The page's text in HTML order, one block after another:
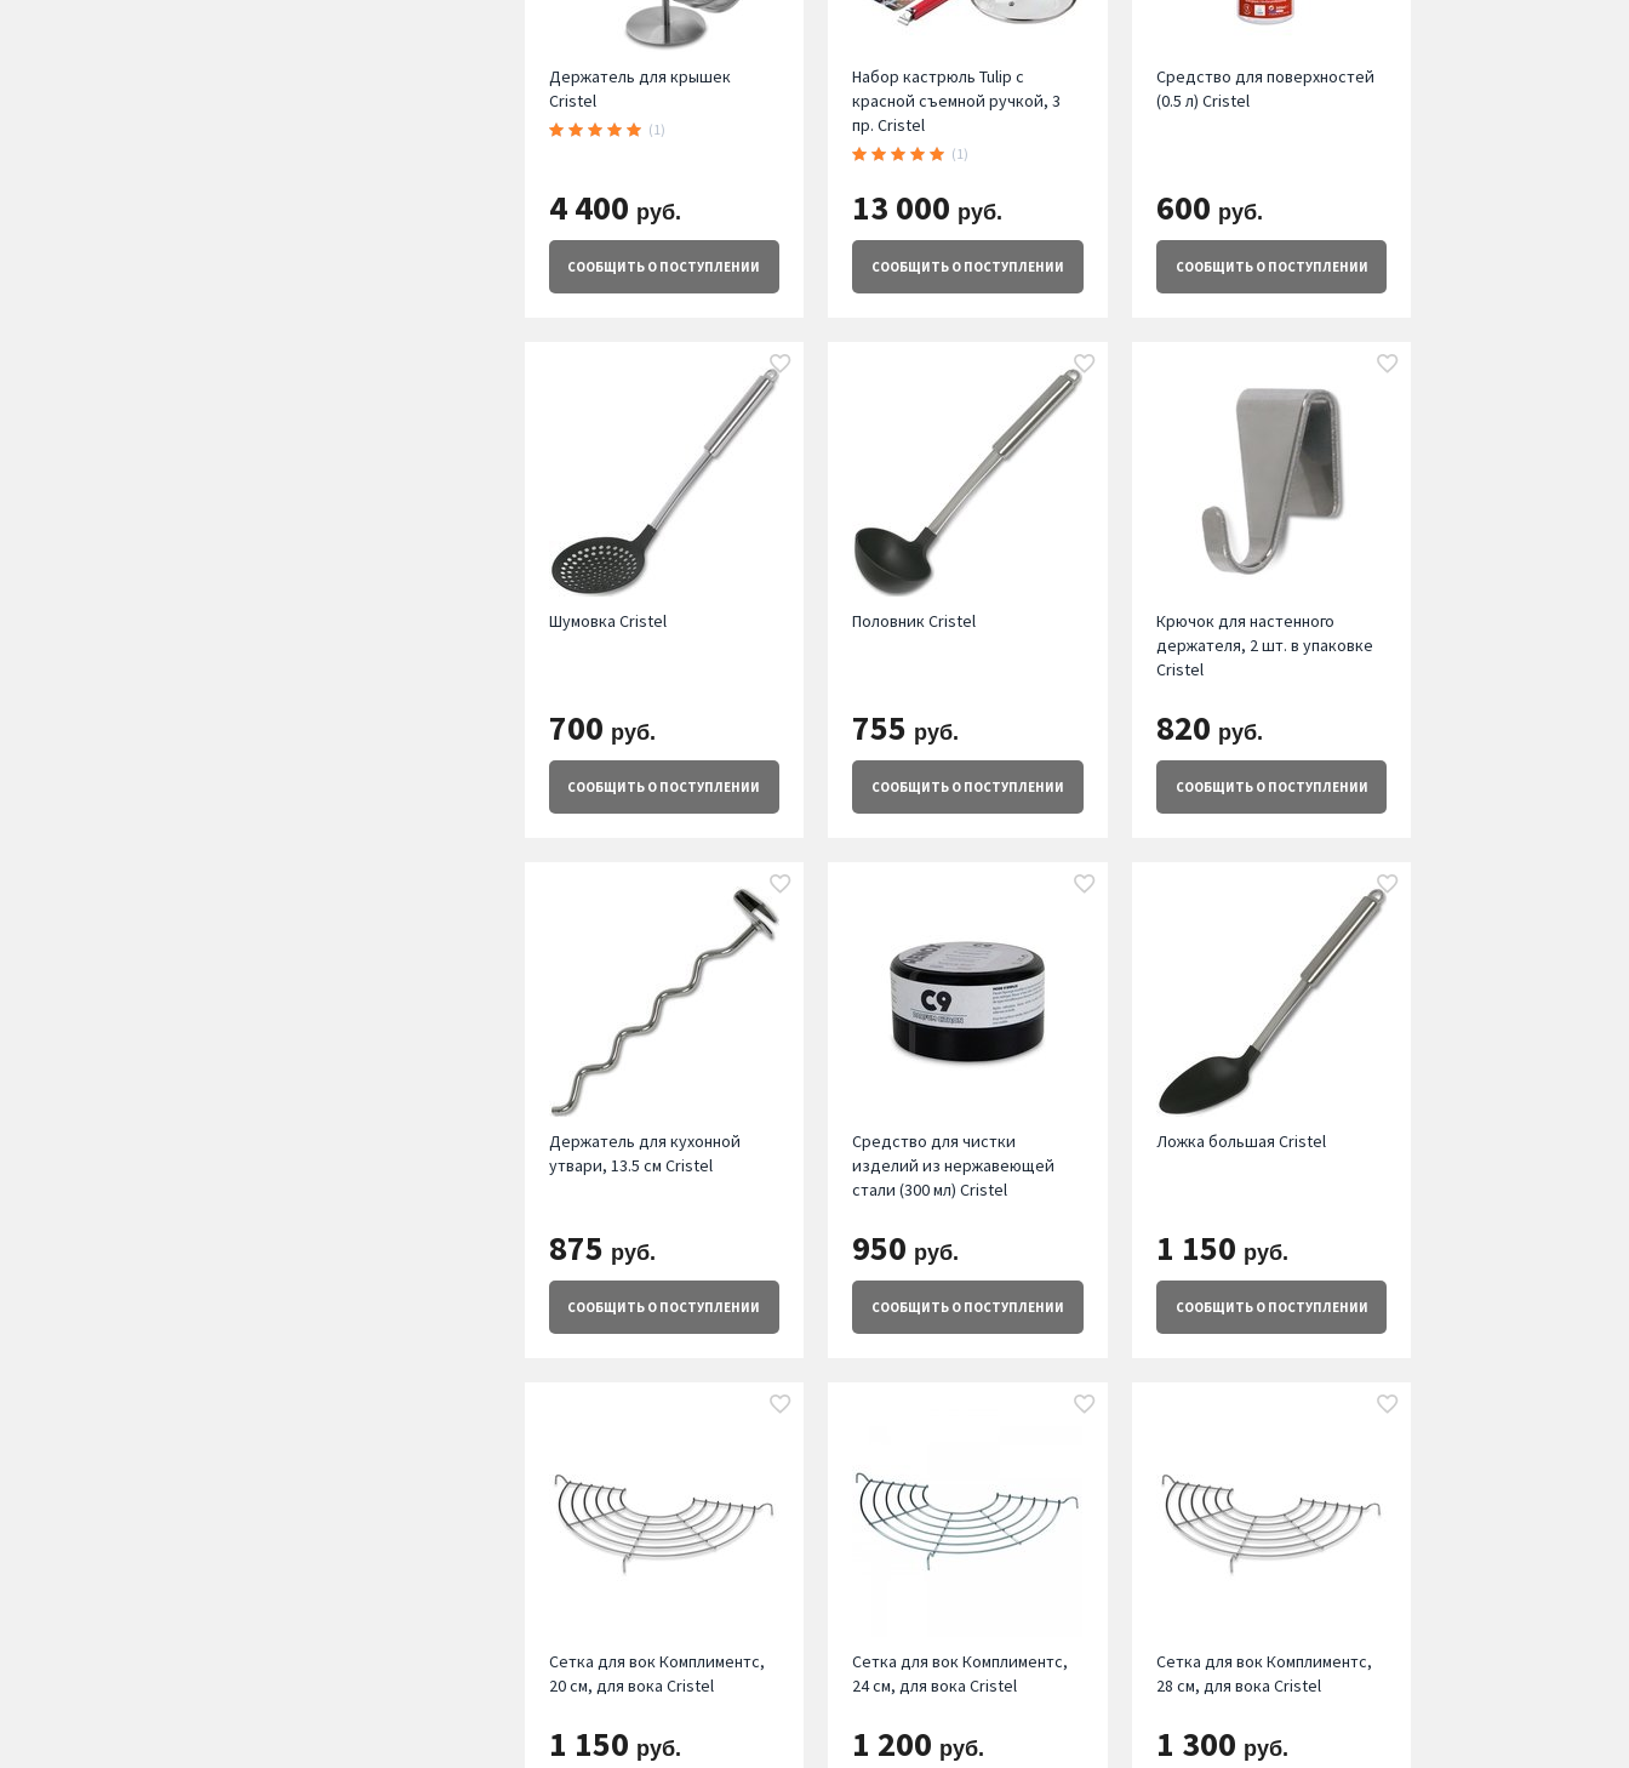
Держатель для крышек
Cristel
(1)
4 400 руб.
СООБЩИТЬ О ПОСТУПЛЕНИИ
Набор кастрюль Tulip с
красной съемной ручкой, 3
пр. Cristel
(1)
13 000 руб.
СООБЩИТЬО ПОСТУПЛЕНИИ
Средство для поверхностей
(0.5 л) Cristel
600 руб.
СООБЩИТЬО ПОСТУПЛЕНИИ
Шумовка Cristel
700 руб.
СООБЩИТЬ О ПОСТУПЛЕНИИ
Половник Cristel
755 руб.
СООБЩИТЬО ПОСТУПЛЕНИИ
Крючок для настенного
держателя, 2 шт. в упаковке
Cristel
820 руб.
СООБЩИТЬО ПОСТУПЛЕНИИ
Держатель для кухонной
утвари, 13.5 см Cristel
875 руб.
СООБЩИТЬ О ПОСТУПЛЕНИИ
Средство для чистки
изделий из нержавеющей
стали (300 мл) Cristel
950 руб.
СООБЩИТЬО ПОСТУПЛЕНИИ
Ложка большая Cristel
1 150 руб.
СООБЩИТЬО ПОСТУПЛЕНИИ
Сетка для вок Комплиментс,
20 см, для вока Cristel
1 150 руб.
Сетка для вок Комплиментс,
24 см, для вока Cristel
1 200 руб.
Сетка для вок Комплиментс,
28 см, для вока Cristel
1 300 руб.